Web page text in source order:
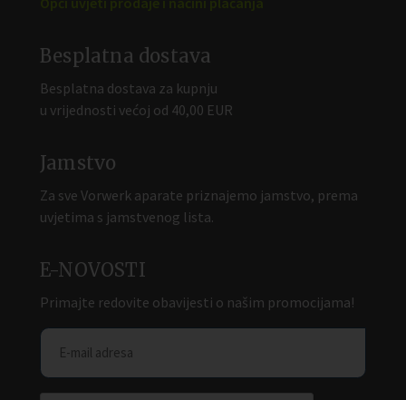
Besplatna dostava
Besplatna dostava za kupnju
u vrijednosti većoj od 40,00 EUR
Jamstvo
Za sve Vorwerk aparate priznajemo jamstvo, prema
uvjetima s jamstvenog lista.
E-NOVOSTI
Primajte redovite obavijesti o našim promocijama!